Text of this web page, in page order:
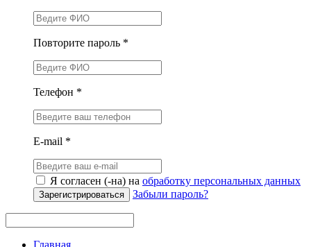
Повторите пароль *
Телефон *
E-mail *
Я согласен (-на) на обработку персональных данных
Зарегистрироваться Забыли пароль?
Главная